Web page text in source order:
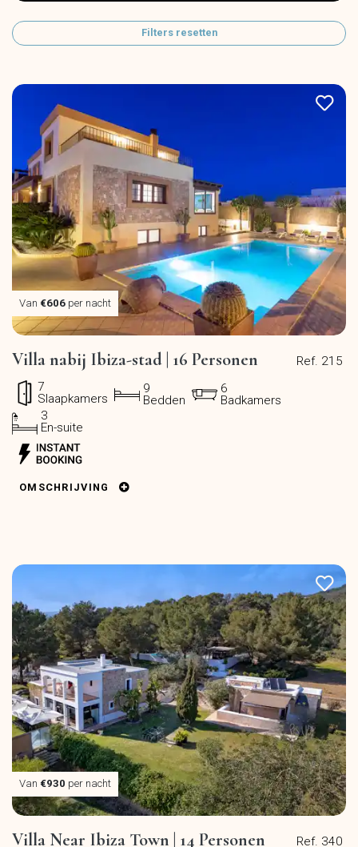
Filters resetten
Van €606 per nacht
Ref. 215
Villa nabij Ibiza-stad | 16 Personen
7
Slaapkamers
9
Bedden
6
Badkamers
3
En-suite
OMSCHRIJVING
Van €930 per nacht
Ref. 340
Villa Near Ibiza Town | 14 Personen